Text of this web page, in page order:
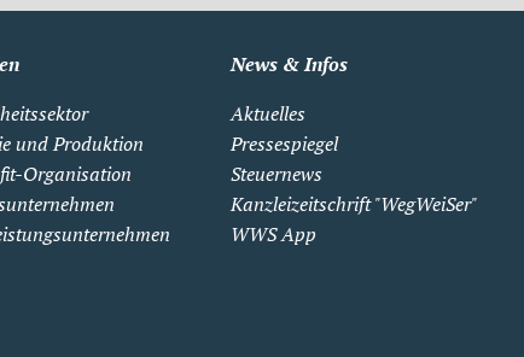
und Produktion
Organisation
News & Infos
Aktuelles
Pressespiegel
Steuernews
Kanzleizeitschrift "WegWeiSer"
WWS App